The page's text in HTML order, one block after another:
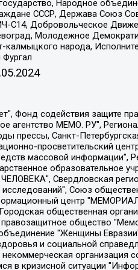
Народное
СССР, Держава Союз
С14, Добровольческое
Молодежное
народа,
с ограниченной ответственностью "ЗП", Иванова София Юрьевна, Карезина Инна Павловна, Кильтау Екатерина Викторовна, Петров Алексей Викторович, Пискунов Сергей Евгеньевич, Смирнов Сергей Сергеевич, Тихонов Михаил Сергеевич, Общество с ограниченной ответственностью "ЖУРНАЛИСТ-ИНОСТРАННЫЙ АГЕНТ", Арапова Галина Юрьевна, Вольтская Татьяна Анатольевна, Американская компания "Mason G.E.S. Anonymous Foundation" (США), являющаяся владельцем интернет-издания https://mnews.world/, Компания "Stichting Bellingcat", зарегистрированная в Нидерландах (дата регистрации 11.07.2018), Захаров Андрей Вячеславович, Клепиковская Екатерина Дмитриевна, Общество с ограниченной ответственностью "МЕМО", Перл Роман Александрович, Симонов Евгений Алексеевич, Соловьева Елена Анатольевна, Сотников Даниил Владимирович, Сурначева Елизавета Дмитриевна, Автономная некоммерческая организация по защите прав человека и информированию населения "Якутия – Наше Мнение", Общество с ограниченной ответственностью "Москоу диджитал медиа", с 26.01.2023 Общество с ограниченной ответственностью "Чайка Белые сады", Ветошкина Валерия Валерьевна, Заговора Максим Александрович, Межрегиональное общественное движение "Российская ЛГБТ - сеть", Оленичев Максим Владимирович, Павлов Иван Юрьевич, Скворцова Елена Сергеевна, Общество с ограниченной ответственностью "Как бы инагент", Кочетков Игорь Викторович, Общество с ограниченной ответственностью "Честные выборы", Еланчик Олег Александрович, Общество с ограниченной ответственностью "Нобелевский призыв", Гималова Регина Эмилевна, Григорьев Андрей Валерьевич, Григорьева Алина Александровна, Ассоциация по содействию защите прав призывников, альтернативнослужащих и военнослужащих "Правозащитная группа